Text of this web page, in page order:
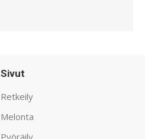
Sivut
Retkeily
Melonta
Pyöräily